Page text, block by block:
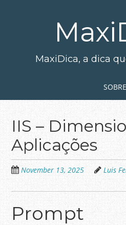
MaxiDica, a dica
SOBRE
IIS –
Aplicações
November 13, 2025 Luis
Prompt